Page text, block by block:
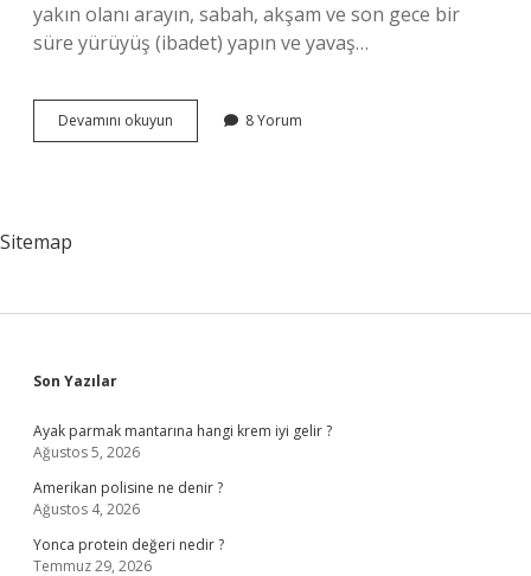
yakın olanı arayın, sabah, akşam ve son gece bir
süre yürüyüş (ibadet) yapın ve yavaş…
Devamını okuyun
Ve
Demek
8 Yorum
Sitemap
Sidebar
Son Yazılar
Ayak parmak mantarına hangi krem iyi gelir ?
Ağustos 5, 2026
Amerikan polisine ne denir ?
Ağustos 4, 2026
Yonca protein değeri nedir ?
Temmuz 29, 2026